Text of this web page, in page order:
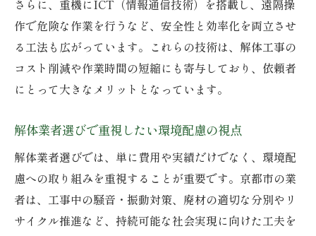
さらに、重機にICT（情報通信技術）を搭載し、遠隔操
作で危険な作業を行うなど、安全性と効率化を両立させ
る工法も広がっています。これらの技術は、解体工事の
コスト削減や作業時間の短縮にも寄与しており、依頼者
にとって大きなメリットとなっています。
解体業者選びで重視したい環境配慮の視点
解体業者選びでは、単に費用や実績だけでなく、環境配
慮への取り組みを重視することが重要です。京都市の業
者は、工事中の騒音・振動対策、廃材の適切な分別やリ
サイクル推進など、持続可能な社会実現に向けた工夫を